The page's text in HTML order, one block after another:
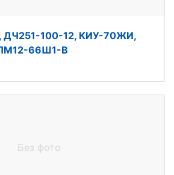
ДЧ251-100-12, КИУ-70ЖИ,
66Ш1-В
Без фото